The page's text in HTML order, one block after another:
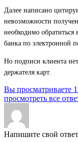
Далее написано
невозможности
необходимо
банка по электронной
Но подписи клиента
держателя карт.
Вы просматриваете
просмотреть все
Напишите свой